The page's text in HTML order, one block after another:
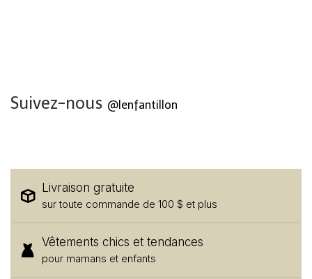
Suivez-nous @lenfantillon
Livraison gratuite
sur toute commande de 100 $ et plus
Vêtements chics et tendances
pour mamans et enfants